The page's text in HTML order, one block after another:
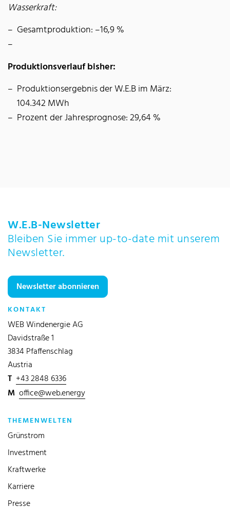
Wasserkraft:
Gesamtproduktion: –16,9 %
Produktionsverlauf bisher:
Produktionsergebnis der W.E.B im März:
104.342 MWh
Prozent der Jahresprognose: 29,64 %
W.E.B-Newsletter
Bleiben Sie immer up-to-date mit unserem
Newsletter.
Newsletter abonnieren
KONTAKT
WEB Windenergie AG
Davidstraße 1
3834 Pfaffenschlag
Austria
T +43 2848 6336
M office@web.energy
THEMENWELTEN
Grünstrom
Investment
Kraftwerke
Karriere
Presse